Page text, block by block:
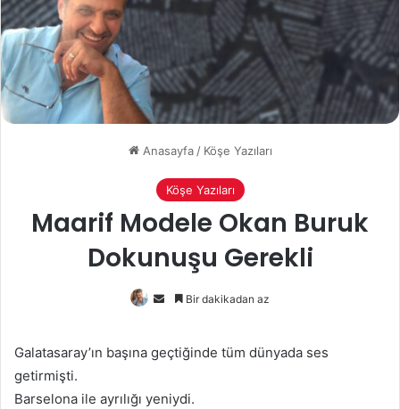
Anasayfa / Köşe Yazıları
Köşe Yazıları
Maarif Modele Okan Buruk
Dokunuşu Gerekli
Bir
göndermek
Bir dakikadan az
Galatasaray’ın başına geçtiğinde tüm dünyada ses
getirmişti.
Barselona ile ayrılığı yeniydi.